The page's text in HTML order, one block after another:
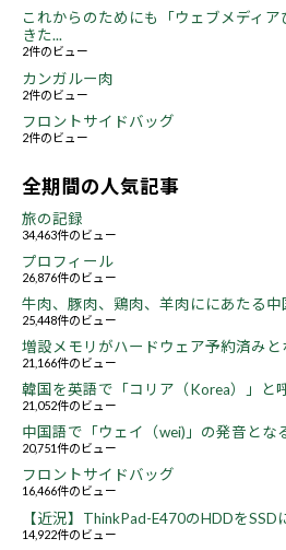
これからのためにも「ウェブメディ
きた...
2件のビュー
カンガルー肉
2件のビュー
フロントサイドバッグ
2件のビュー
全期間の人気記事
旅の記録
34,463件のビュー
プロフィール
26,876件のビュー
牛肉、豚肉、鶏肉、羊肉ににあたる中
25,448件のビュー
増設メモリがハードウェア予約済み
21,166件のビュー
韓国を英語で「コリア（Korea）」と
21,052件のビュー
中国語で「ウェイ（wei)」の発音とな
20,751件のビュー
フロントサイドバッグ
16,466件のビュー
【近況】ThinkPad-E470のHDDをSSD
14,922件のビュー